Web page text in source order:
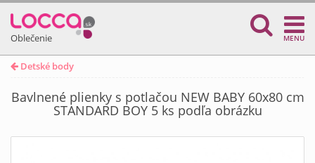
Oblečenie MENU
Detské body
Bavlnené plienky s potlačou NEW BABY 60x80 cm
STANDARD BOY 5 ks podľa obrázku